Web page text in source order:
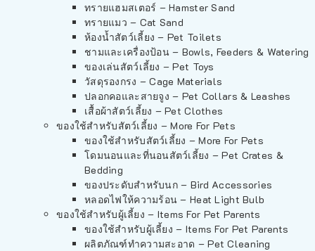
ทรายแฮมสเตอร์ – Hamster Sand
ทรายแมว – Cat Sand
ห้องน้ำสัตว์เลี้ยง – Pet Toilets
ชามและเครื่องป้อน – Bowls, Feeders & Watering
ของเล่นสัตว์เลี้ยง – Pet Toys
วัสดุรองกรง – Cage Materials
ปลอกคอและสายจูง – Pet Collars & Leashes
เสื้อผ้าสัตว์เลี้ยง – Pet Clothes
ของใช้สำหรับสัตว์เลี้ยง – More For Pets
ของใช้สำหรับสัตว์เลี้ยง – More For Pets
โดมนอนและที่นอนสัตว์เลี้ยง – Pet Crates &
Bedding
ของประดับสำหรับนก – Bird Accessories
หลอดไฟให้ความร้อน – Heat Light Bulb
ของใช้สำหรับผู้เลี้ยง – Items For Pet Parents
ของใช้สำหรับผู้เลี้ยง – Items For Pet Parents
ผลิตภัณฑ์ทำความสะอาด – Pet Cleaning